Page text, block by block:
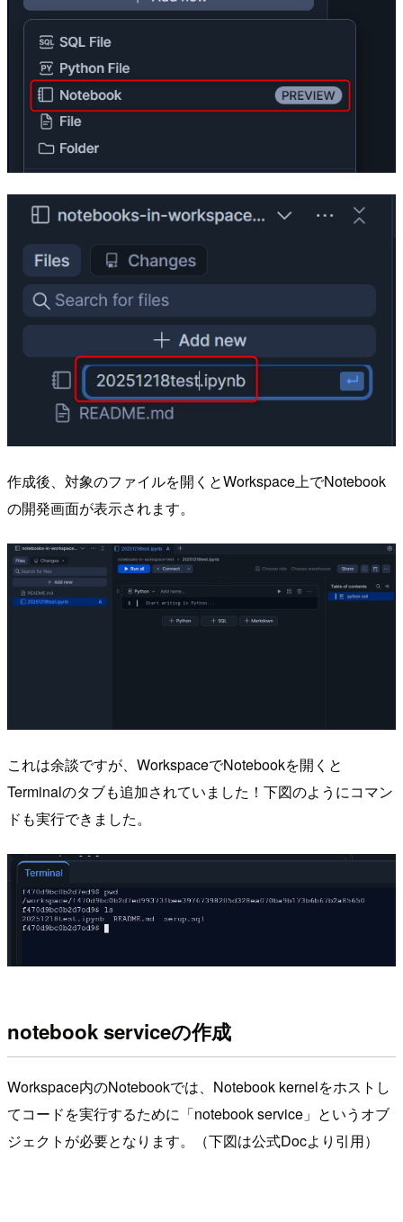
作成後、対象のファイルを開くとWorkspace上でNotebook
の開発画面が表示されます。
これは余談ですが、WorkspaceでNotebookを開くと
Terminalのタブも追加されていました！下図のようにコマン
ドも実行できました。
notebook serviceの作成
Workspace内のNotebookでは、Notebook kernelをホストし
てコードを実行するために「notebook service」というオブ
ジェクトが必要となります。（下図は公式Docより引用）